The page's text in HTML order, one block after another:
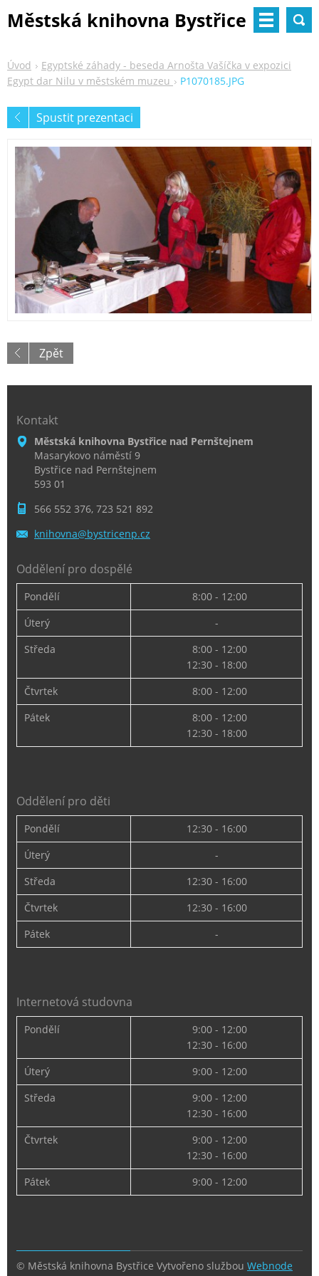
Městská knihovna Bystřice
Úvod
Egyptské záhady - beseda Arnošta Vašíčka v expozici
Egypt dar Nilu v městském muzeu
P1070185.JPG
Spustit prezentaci
Zpět
Kontakt
Městská knihovna Bystřice nad Pernštejnem
Masarykovo náměstí 9
Bystřice nad Pernštejnem
593 01
566 552 376, 723 521 892
knihovna@bystricenp.cz
Oddělení pro dospělé
Pondělí
8:00 - 12:00
Úterý
-
Středa
8:00 - 12:00
12:30 - 18:00
Čtvrtek
8:00 - 12:00
Pátek
8:00 - 12:00
12:30 - 18:00
Oddělení pro děti
Pondělí
12:30 - 16:00
Úterý
-
Středa
12:30 - 16:00
Čtvrtek
12:30 - 16:00
Pátek
-
Internetová studovna
Pondělí
9:00 - 12:00
12:30 - 16:00
Úterý
9:00 - 12:00
Středa
9:00 - 12:00
12:30 - 16:00
Čtvrtek
9:00 - 12:00
12:30 - 16:00
Pátek
9:00 - 12:00
© Městská knihovna Bystřice Vytvořeno službou Webnode